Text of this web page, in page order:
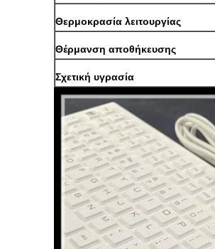
Θερμοκρασία λειτουργίας
Θέρμανση αποθήκευσης
Σχετική υγρασία